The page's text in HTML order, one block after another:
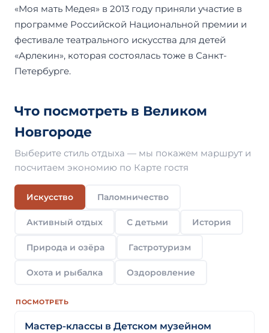
«Моя мать Медея» в 2013 году приняли участие в
программе Российской Национальной премии и
фестивале театрального искусства для детей
«Арлекин», которая состоялась тоже в Санкт-
Петербурге.
Что посмотреть в Великом
Новгороде
Выберите стиль отдыха — мы покажем маршрут и
посчитаем экономию по Карте гостя
Искусство Паломничество
Активный отдых С детьми История
Природа и озёра Гастротуризм
Охота и рыбалка Оздоровление
ПОСМОТРЕТЬ
Мастер-классы в Детском музейном